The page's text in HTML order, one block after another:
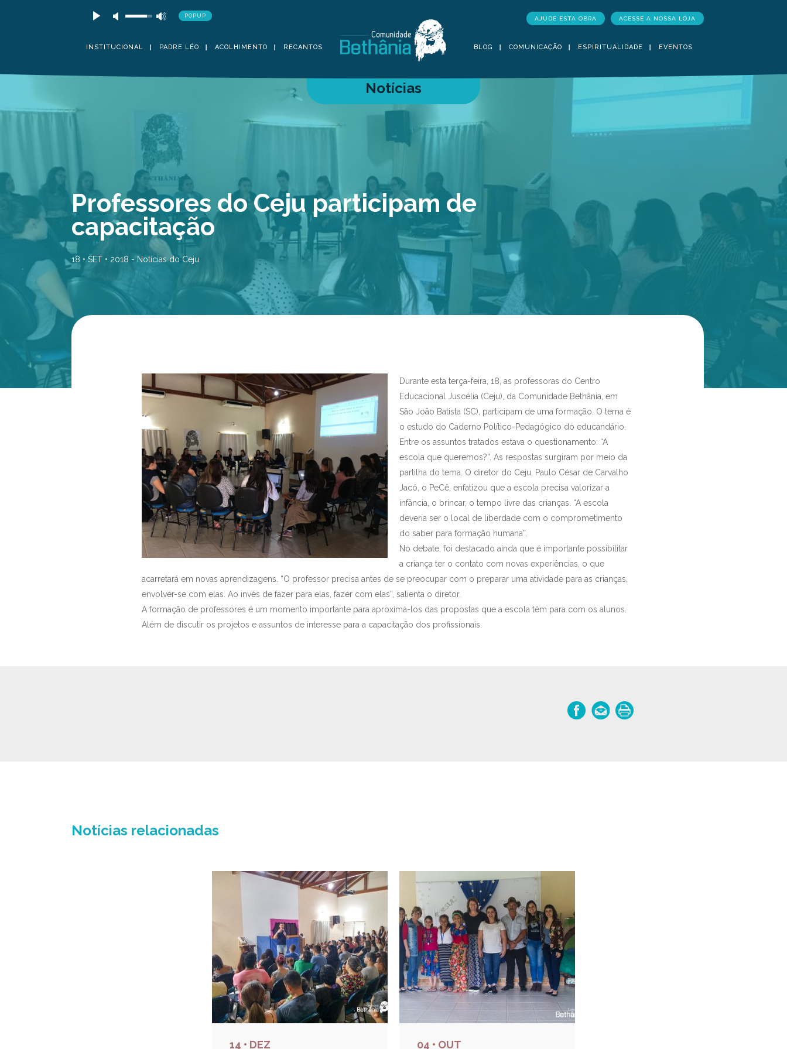
POPUP AJUDE ESTA OBRA ACESSE A NOSSA LOJA
INSTITUCIONAL PADRE LÉO ACOLHIMENTO RECANTOS BLOG COMUNICAÇÃO ESPIRITUALIDADE EVENTOS
Notícias
Professores do Ceju participam de
capacitação
18 • SET • 2018 -Notícias do Ceju
Durante esta terça-feira, 18, as professoras do Centro
Educacional Juscélia (Ceju), da Comunidade Bethânia, em
São João Batista (SC), participam de uma formação. O tema é
o estudo do Caderno Político-Pedagógico do educandário.
Entre os assuntos tratados estava o questionamento: “A
escola que queremos?”. As respostas surgiram por meio da
partilha do tema. O diretor do Ceju, Paulo César de Carvalho
Jacó, o PeCê, enfatizou que a escola precisa valorizar a
infância, o brincar, o tempo livre das crianças. “A escola
deveria ser o local de liberdade com o comprometimento
do saber para formação humana”.
No debate, foi destacado ainda que é importante possibilitar
a criança ter o contato com novas experiências, o que
acarretará em novas aprendizagens. “O professor precisa antes de se preocupar com o preparar uma atividade para as crianças,
envolver-se com elas. Ao invés de fazer para elas, fazer com elas”, salienta o diretor.
A formação de professores é um momento importante para aproximá-los das propostas que a escola têm para com os alunos.
Além de discutir os projetos e assuntos de interesse para a capacitação dos profissionais.
Notícias relacionadas
14 • DEZ 04 • OUT